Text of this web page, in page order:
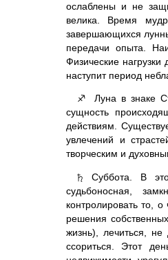
ослаблены и не
велика. Время
завершающихся
передачи опыта.
Физические
наступит период
♐
Луна в знаке
сущность
действиям.
увлечений и
творческим и
♄
Суббота. В
судьбоносная,
контролировать то,
решения
жизнь), лечиться,
ссориться. Этот